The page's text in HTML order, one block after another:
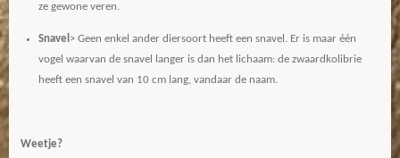
ze gewone veren.
Snavel > Geen enkel ander diersoort heeft een snavel. Er is maar één
vogel waarvan de snavel langer is dan het lichaam: de zwaardkolibrie
heeft een snavel van 10 cm lang, vandaar de naam.
Weetje?